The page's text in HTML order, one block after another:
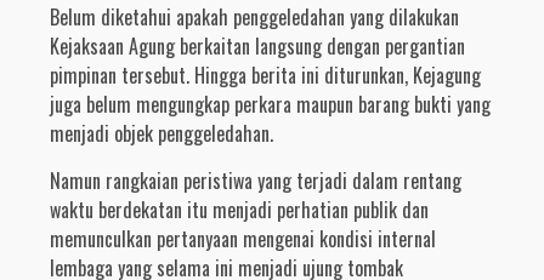
Belum diketahui apakah penggeledahan yang dilakukan
Kejaksaan Agung berkaitan langsung dengan pergantian
pimpinan tersebut. Hingga berita ini diturunkan, Kejagung
juga belum mengungkap perkara maupun barang bukti yang
menjadi objek penggeledahan.
Namun rangkaian peristiwa yang terjadi dalam rentang
waktu berdekatan itu menjadi perhatian publik dan
memunculkan pertanyaan mengenai kondisi internal
lembaga yang selama ini menjadi ujung tombak